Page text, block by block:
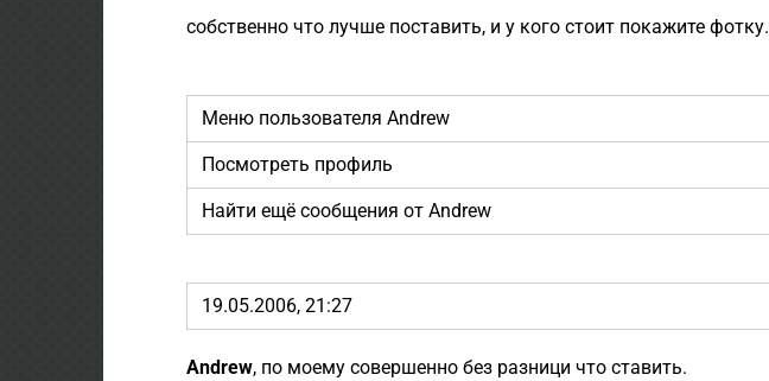
собственно что лучше поставить, и у кого стоит покажите фотку.
Меню пользователя Andrew
Посмотреть профиль
Найти ещё сообщения от Andrew
19.05.2006, 21:27
Andrew, по моему совершенно без разници что ставить.